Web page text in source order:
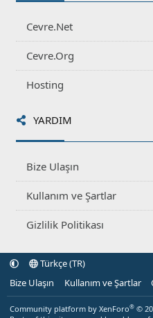
Cevre.Net
Cevre.Org
Hosting
YARDIM
Bize Ulaşın
Kullanım ve Şartlar
Gizlilik Politikası
Türkçe (TR)
Bize Ulaşın
Kullanım ve Şartlar
Community platform by XenForo® ©